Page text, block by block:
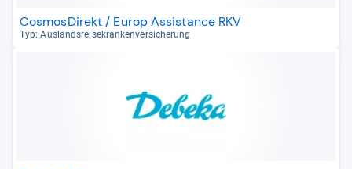
CosmosDirekt / Europ Assistance RKV
Typ: Aus­lands­rei­se­kran­ken­ver­si­che­rung